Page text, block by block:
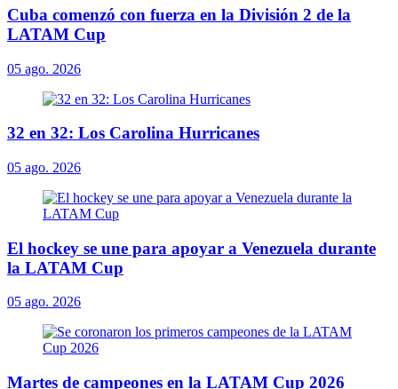
Cuba comenzó con fuerza en la División 2 de la
LATAM Cup
05 ago. 2026
32 en 32: Los Carolina Hurricanes
05 ago. 2026
El hockey se une para apoyar a Venezuela durante
la LATAM Cup
05 ago. 2026
Martes de campeones en la LATAM Cup 2026